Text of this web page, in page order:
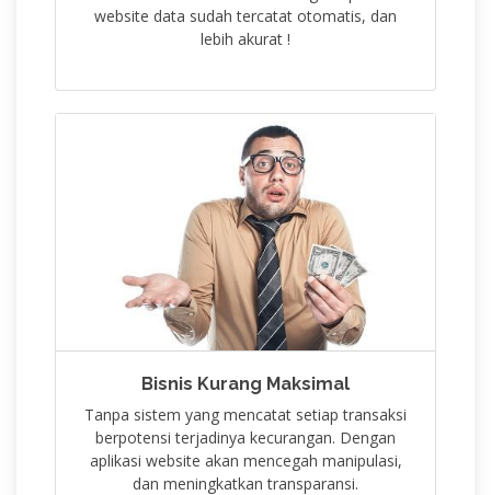
website data sudah tercatat otomatis, dan
lebih akurat !
Bisnis Kurang Maksimal
Tanpa sistem yang mencatat setiap transaksi
berpotensi terjadinya kecurangan. Dengan
aplikasi website akan mencegah manipulasi,
dan meningkatkan transparansi.